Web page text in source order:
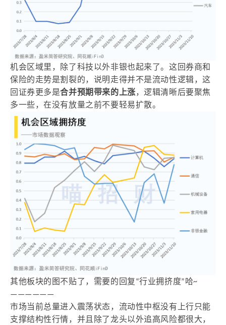
机会区域里，除了科技以外非银也起来了。这回券商和
保险的走势是割裂的，说明走得并不是流动性逻辑，这
回证券更多是合并预期带来的上涨，逻辑清晰后要聚焦
多一些，在没有放量之前不要轻易扩散。
其他板块的图不贴了，需要的回复“行业拥挤度”哈~
——————
市场当前总量进入震荡状态，流动性中枢没有上行只能
支撑结构性行情，并且除了龙头以外追高风险都很大，